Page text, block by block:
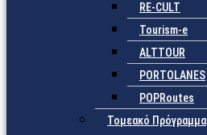
RE-CULT
Tourism-e
ALTTOUR
PORTOLANES
POPRoutes
Τομεακό Πρόγραμμα